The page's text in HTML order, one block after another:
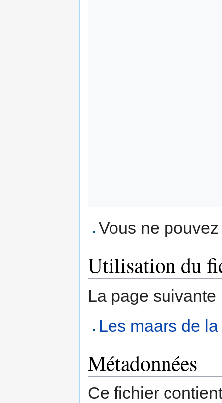
Vous ne
Utilisation du
La page
Les maars de
Métadonnées
Ce fichier